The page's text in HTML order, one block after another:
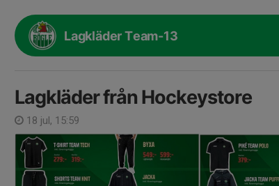
Lagkläder Team-13
Lagkläder från Hockeystore
18 jul, 15:59